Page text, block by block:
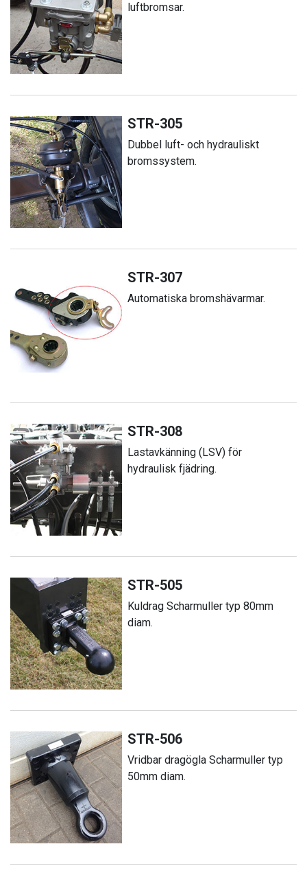
luftbromsar.
STR-305
Dubbel luft- och hydrauliskt
bromssystem.
STR-307
Automatiska bromshävarmar.
STR-308
Lastavkänning (LSV) för
hydraulisk fjädring.
STR-505
Kuldrag Scharmuller typ 80mm
diam.
STR-506
Vridbar dragögla Scharmuller typ
50mm diam.